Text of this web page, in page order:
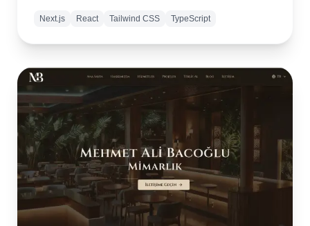
Next.js React Tailwind CSS TypeScript
сайт